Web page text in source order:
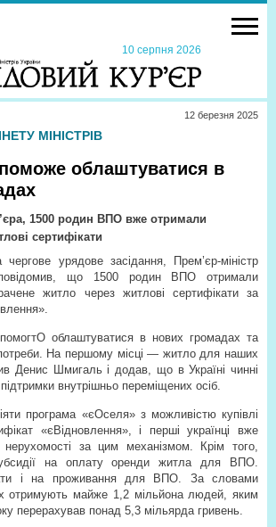
10 серпня 2026
12 березня 2025
МІНІСТРІВ
облаштуватися в
1500 родин ВПО вже отримали
сертифікати
чергове урядове засідання, Прем’єр-міністр
що 1500 родин ВПО отримали
житло через житлові сертифікати за
облаштуватися в нових громадах та
потреби. На першому місці — житло для наших
Денис Шмигаль і додав, що в Україні чинні
внутрішньо переміщених осіб.
програма «єОселя» з можливістю купівлі
«єВідновлення», і перші українці вже
за цим механізмом. Крім того,
на оплату оренди житла для ВПО.
і на проживання для ВПО. За словами
отримують майже 1,2 мільйона людей, яким
перерахував понад 5,3 мільярда гривень.